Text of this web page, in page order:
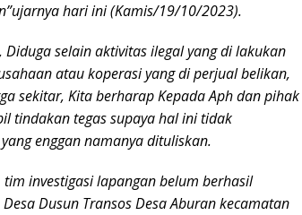
hari ini (Kamis/19/10/2023).
selain aktivitas ilegal yang di lakukan
atau koperasi yang di perjual belikan,
sekitar, Kita berharap Kepada Aph dan pihak
tindakan tegas supaya hal ini tidak
enggan namanya dituliskan.
investigasi lapangan belum berhasil
Dusun Transos Desa Aburan kecamatan